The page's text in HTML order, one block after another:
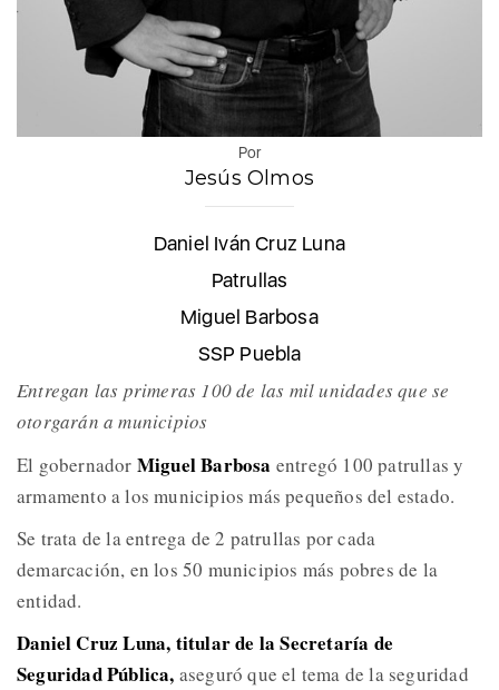
Por
Jesús Olmos
Daniel Iván Cruz Luna
Patrullas
Miguel Barbosa
SSP Puebla
Entregan las primeras 100 de las mil unidades que se
otorgarán a municipios
El gobernador Miguel Barbosa entregó 100 patrullas y
armamento a los municipios más pequeños del estado.
Se trata de la entrega de 2 patrullas por cada
demarcación, en los 50 municipios más pobres de la
entidad.
Daniel Cruz Luna, titular de la Secretaría de
Seguridad Pública, aseguró que el tema de la seguridad